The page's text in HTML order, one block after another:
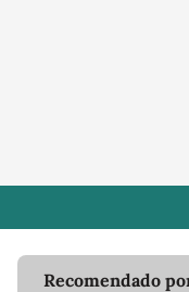
Recomendado